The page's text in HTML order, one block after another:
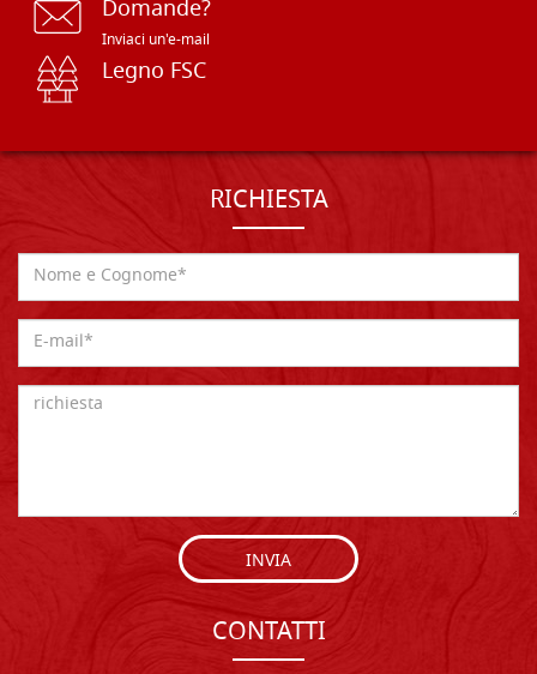
Domande?
Inviaci un'e-mail
Legno FSC
RICHIESTA
INVIA
CONTATTI